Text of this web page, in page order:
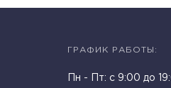
ГРАФИК РАБОТЫ:
Пн - Пт: c 9:00 до